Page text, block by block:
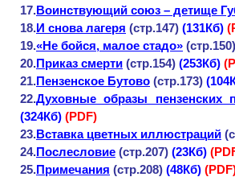
17.Воинствующий союз – детище
18.И снова лагеря (стр.147) (131Кб) (
19.«Не бойся, малое стадо» (стр.150)
20.Приказ смерти (стр.154) (253Кб) (
21.Пензенское Бутово (стр.173)
22.Духовные образы пензенских
(324Кб) (PDF)
23.Вставка цветных иллюстраций
24.Послесловие (стр.207) (23Кб) (
25.Примечания (стр.208) (48Кб) (PDF